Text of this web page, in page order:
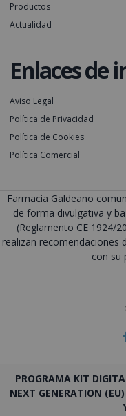
Productos
Actualidad
Enlaces de
Aviso Legal
Política de Privacidad
Política de Cookies
Política Comercial
Farmacia Galdeano
de forma divulgativa y
(Reglamento CE 1924/
realizan recomendaciones
con su
PROGRAMA KIT
NEXT GENERATION